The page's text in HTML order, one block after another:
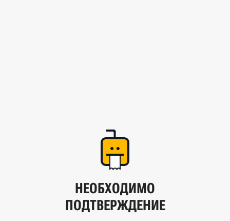
НЕОБХОДИМО
ПОДТВЕРЖДЕНИЕ